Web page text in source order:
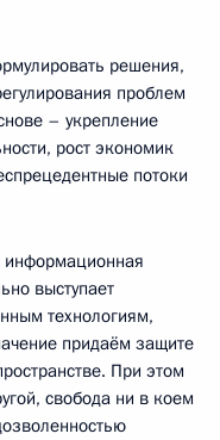
решения,
проблем
– укрепление
рост экономик
потоки
информационная
выступает
технологиям,
придаём защите
При этом
свобода ни в коем